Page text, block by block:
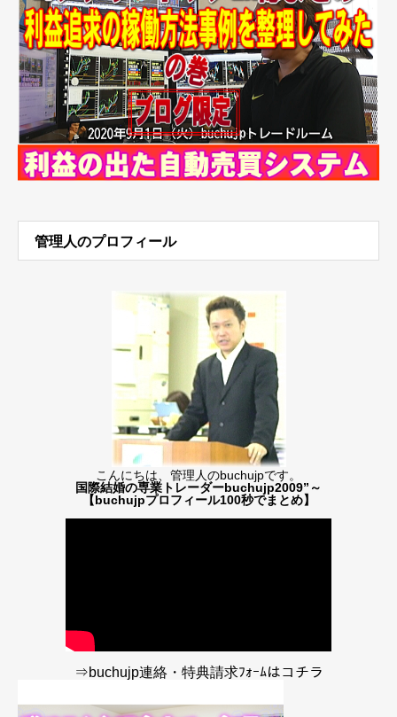
管理人のプロフィール
こんにちは、管理人のbuchujpです。
国際結婚の専業トレーダーbuchujp2009”～
【buchujpプロフィール100秒でまとめ】
⇒buchujp連絡・特典請求ﾌｫｰﾑはコチラ